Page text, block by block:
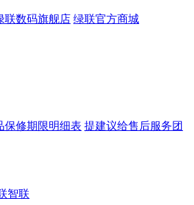
联数码旗舰店 绿联官方商城
保修期限明细表 提建议给售后服务团
智联